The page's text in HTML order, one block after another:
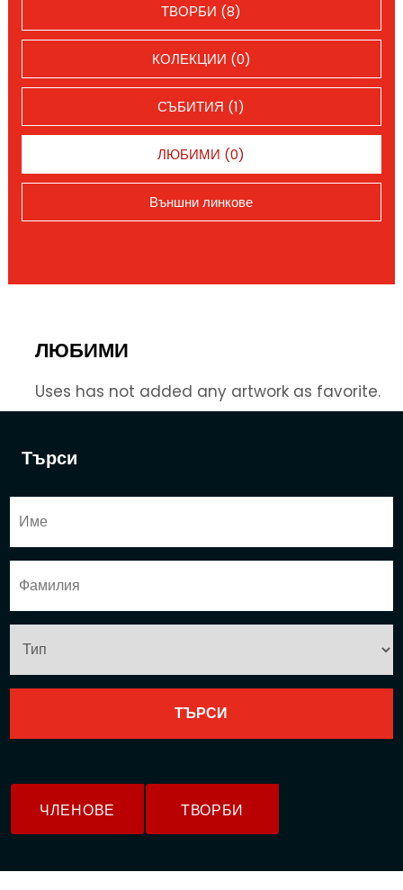
Търси
ЧЛЕНОВЕ ТВОРБИ
ТВОРБИ (8)
КОЛЕКЦИИ (0)
СЪБИТИЯ (1)
ЛЮБИМИ (0)
Външни линкове
ЛЮБИМИ
Uses has not added any artwork as favorite.